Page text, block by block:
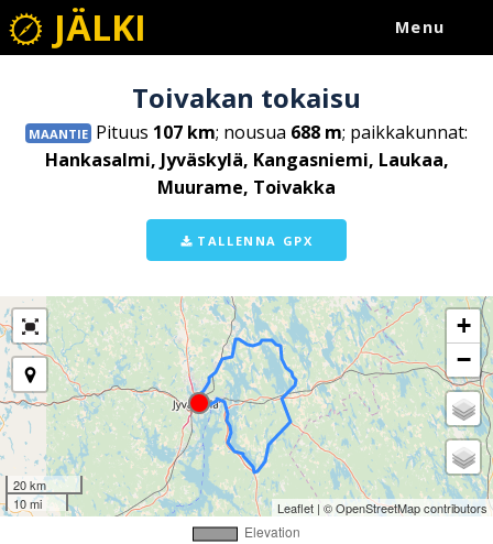
JÄLKI Menu
Toivakan tokaisu
MAANTIE Pituus 107 km; nousua 688 m; paikkakunnat:
Hankasalmi, Jyväskylä, Kangasniemi, Laukaa,
Muurame, Toivakka
TALLENNA GPX
+
−
20 km
10 mi
Leaflet | ©OpenStreetMapcontributors